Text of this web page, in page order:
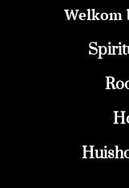
Welkom